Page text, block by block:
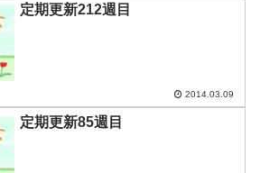
定期更新212週目
2014.03.09
定期更新85週目